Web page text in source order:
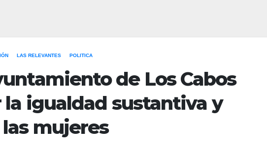
LAS RELEVANTES POLITICA
de Los Cabos
la igualdad sustantiva y
mujeres